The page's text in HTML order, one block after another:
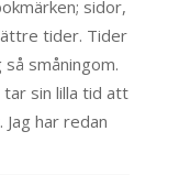
sidor,
tider. Tider
småningom.
sin lilla tid att
har redan